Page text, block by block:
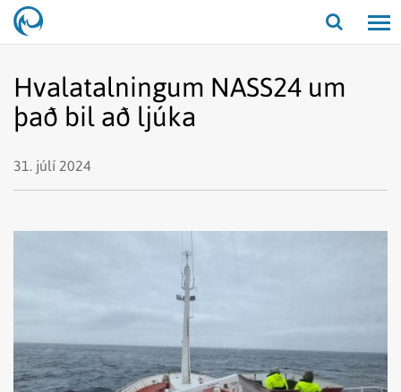
Opna/
Hvalatalningum NASS24 um
það bil að ljúka
31. júlí 2024